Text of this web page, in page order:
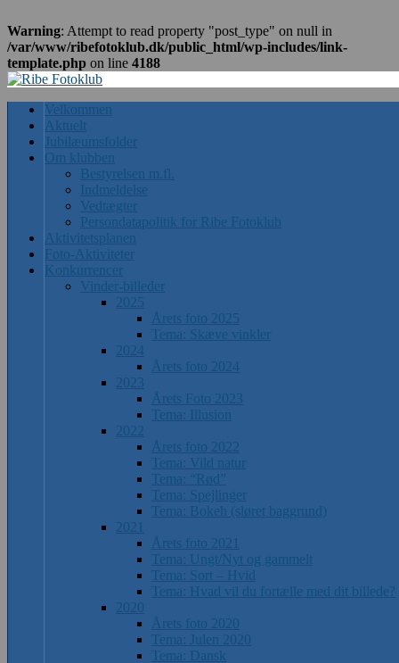
Warning: Attempt to read property "post_type" on null in
/var/www/ribefotoklub.dk/public_html/wp-includes/link-
template.php on line 4188
Velkommen
Aktuelt
Jubilæumsfolder
Om klubben
Bestyrelsen m.fl.
Indmeldelse
Vedtægter
Persondatapolitik for Ribe Fotoklub
Aktivitetsplanen
Foto-Aktiviteter
Konkurrencer
Vinder-billeder
2025
Årets foto 2025
Tema: Skæve vinkler
2024
Årets foto 2024
2023
Årets Foto 2023
Tema: Illusion
2022
Årets foto 2022
Tema: Vild natur
Tema: “Rød”
Tema: Spejlinger
Tema: Bokeh (sløret baggrund)
2021
Årets foto 2021
Tema: Ungt/Nyt og gammelt
Tema: Sort – Hvid
Tema: Hvad vil du fortælle med dit billede?
2020
Årets foto 2020
Tema: Julen 2020
Tema: Dansk